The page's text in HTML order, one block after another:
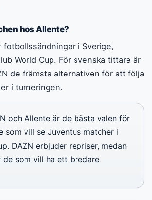
hos Allente?
fotbollssändningar i Sverige,
World Cup. För svenska tittare är
de främsta alternativen för att följa
i turneringen.
och Allente är de bästa valen för
som vill se Juventus matcher i
DAZN erbjuder repriser, medan
de som vill ha ett bredare